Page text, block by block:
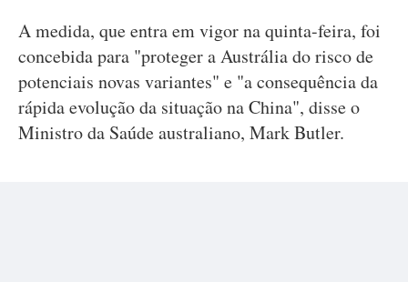
A medida, que entra em vigor na quinta-feira, foi
concebida para "proteger a Austrália do risco de
potenciais novas variantes" e "a consequência da
rápida evolução da situação na China", disse o
Ministro da Saúde australiano, Mark Butler.